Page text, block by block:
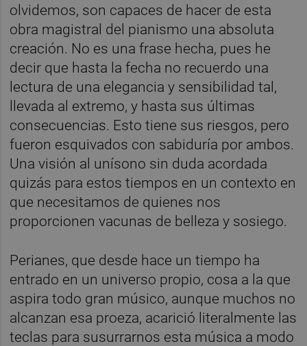
olvidemos, son capaces de hacer de esta
obra magistral del pianismo una absoluta
creación. No es una frase hecha, pues he
decir que hasta la fecha no recuerdo una
lectura de una elegancia y sensibilidad tal,
llevada al extremo, y hasta sus últimas
consecuencias. Esto tiene sus riesgos, pero
fueron esquivados con sabiduría por ambos.
Una visión al unísono sin duda acordada
quizás para estos tiempos en un contexto en
que necesitamos de quienes nos
proporcionen vacunas de belleza y sosiego.
Perianes, que desde hace un tiempo ha
entrado en un universo propio, cosa a la que
aspira todo gran músico, aunque muchos no
alcanzan esa proeza, acarició literalmente las
teclas para susurrarnos esta música a modo